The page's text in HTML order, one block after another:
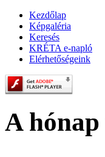
Kezdőlap
Képgaléria
Keresés
KRÉTA e-napló
Elérhetőségeink
A hónap